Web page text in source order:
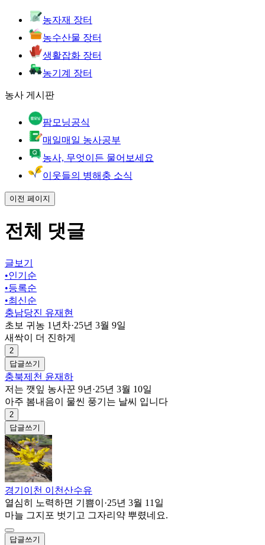
농자재 장터
농수산물 장터
생활잡화 장터
농기계 장터
농사 게시판
팜모닝공식
매일매일 농사공부
농사, 무엇이든 물어보세요
이웃들의 병해충 소식
이전 페이지
전체 댓글
글보기
•인기순
•등록순
•최신순
충남당진 유재현
초보 귀농 1년차·25년 3월 9일
새싹이 더 진하게
2
답글쓰기
충북제천 윤재하
저는 깻잎 농사꾼 9년 ·25년 3월 10일
아주 봄내음이 물씬 풍기는 날씨 입니다
2
답글쓰기
경기이천 이천산수유
열심히 노력하면 기쁨이 ·25년 3월 11일
마늘 그지포 벗기고 그자리약 뿌렸네요.
답글쓰기